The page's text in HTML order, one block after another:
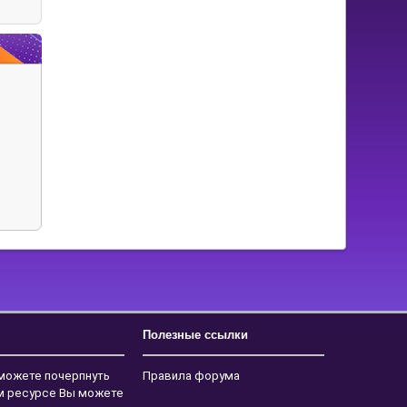
почерпнуть
ресурсе Вы можете
Полезные ссылки
Правила форума